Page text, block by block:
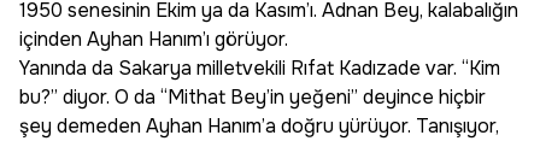
1950 senesinin Ekim ya da Kasım’ı. Adnan Bey, kalabalığın
içinden Ayhan Hanım’ı görüyor.
Yanında da Sakarya milletvekili Rıfat Kadızade var. “Kim
bu?” diyor. O da “Mithat Bey’in yeğeni” deyince hiçbir
şey demeden Ayhan Hanım’a doğru yürüyor. Tanışıyor,